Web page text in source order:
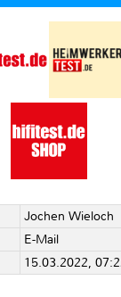
Jochen Wieloch
E-Mail
15.03.2022,